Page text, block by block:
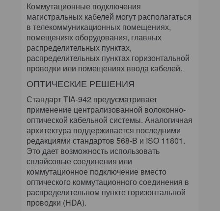
Коммутационные подключения
магистральных кабелей могут располагаться
в телекоммуникационных помещениях,
помещениях оборудования, главных
распределительных пунктах,
распределительных пунктах горизонтальной
проводки или помещениях ввода кабелей.
ОПТИЧЕСКИЕ РЕШЕНИЯ
Стандарт TIA-942 предусматривает
применение централизованной волоконно-
оптической кабельной системы. Аналогичная
архитектура поддерживается последними
редакциями стандартов 568-B и ISO 11801.
Это дает возможность использовать
сплайсовые соединения или
коммутационное подключение вместо
оптического коммутационного соединения в
распределительном пункте горизонтальной
проводки (HDA).